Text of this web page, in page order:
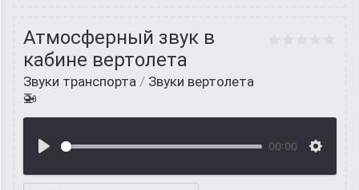
Атмосферный звук в
кабине вертолета
Звуки транспорта / Звуки вертолета
🚁
00:00